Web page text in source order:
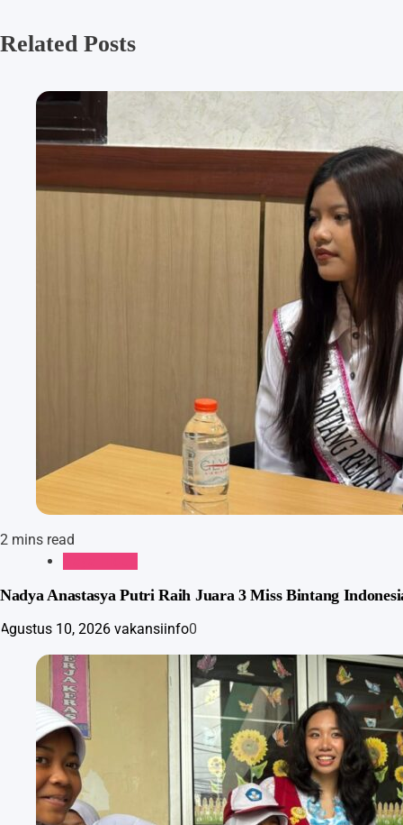
Related Posts
2 mins read
Nadya Anastasya Putri Raih Juara 3 Miss Bintang
Agustus 10, 2026 vakansiinfo0